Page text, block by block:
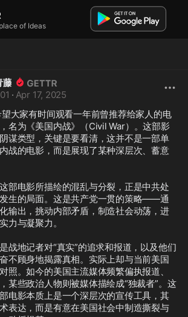
七哥今晚来电话 希望大家有时间观看一年前曾
选前夕上映，名为《美国内战》（Civi...
家有时间观看一年前曾推荐给家人的电影，大选
，这并不是一部单纯讲述美国分裂和内战的电影...
of Ideas
藤
· Apr 17, 2025
大家有时间观看一年前曾推荐给家人的电
名为《美国内战》（Civil War）。这部影
谋类型，关键是要看清，这并不是一部单
战的电影，而是展现了某种深层次、蓄意
部电影所描绘的混乱与分裂，正是中共处
生的局面。这是共产党一贯的策略——通
输出，挑动内部矛盾，制造社会动荡，进
力与凝聚力。
战地记者对“真实”的追求和报道，以及他们
不顾身地揭露真相。实际上却与当前美国
照。如今的美国主流媒体频繁偏执报道、
某些政治人物则被媒体描绘成“独裁者”。这
电影本质上是一个深层次的宣传工具，其
表达，而是有意在美国社会中制造撕裂与